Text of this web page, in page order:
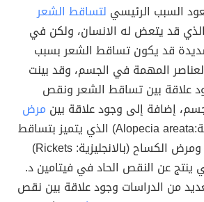
السبب الرئيسي لتساقط الشعر
قد يتعض له الانسان، ولكن في
قد يكون تساقط الشعر بسبب
المهمة في الجسم، وقد بينت
علاقة بين تساقط الشعر ونقص
إضافة إلى وجود علاقة بين مرض
(بالانجليزية:Alopecia areata) الذي يتميز بتساقط
شديد في الشعر ومرض الكساح (بالانجليزية: Rickets)
ينتج عن النقص الحاد في فيتامين د.
من الدراسات وجود علاقة بين نقص